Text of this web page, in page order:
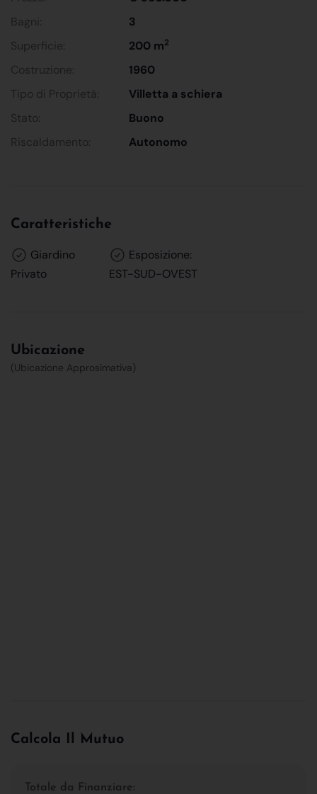
Bagni:
3
Superficie:
200 m2
Costruzione:
1960
Tipo di Proprietà:
Villetta a schiera
Stato:
Buono
Riscaldamento:
Autonomo
Caratteristiche
Giardino
Privato
Esposizione:
EST-SUD-OVEST
Ubicazione
(Ubicazione Approsimativa)
Calcola Il Mutuo
Totale da Finanziare: